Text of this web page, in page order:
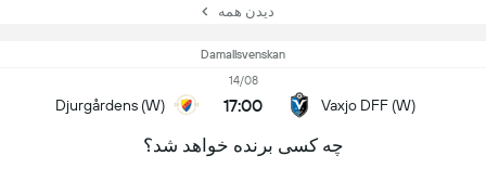
دیدن همه
Damallsvenskan
Vaxjo DFF (W)
14/08
17:00
Djurgårdens (W)
چه کسی برنده خواهد شد؟